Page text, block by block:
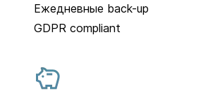
Ежедневные back-up
GDPR compliant